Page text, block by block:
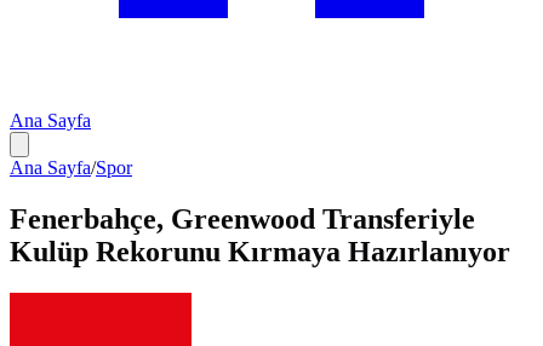
Ana Sayfa
Ana Sayfa/Spor
Fenerbahçe, Greenwood Transferiyle
Kulüp Rekorunu Kırmaya Hazırlanıyor